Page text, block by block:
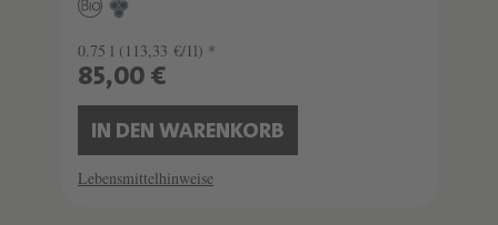
0.75 l (113,33 €/1l) *
85,00 €
IN DEN WARENKORB
Lebensmittelhinweise